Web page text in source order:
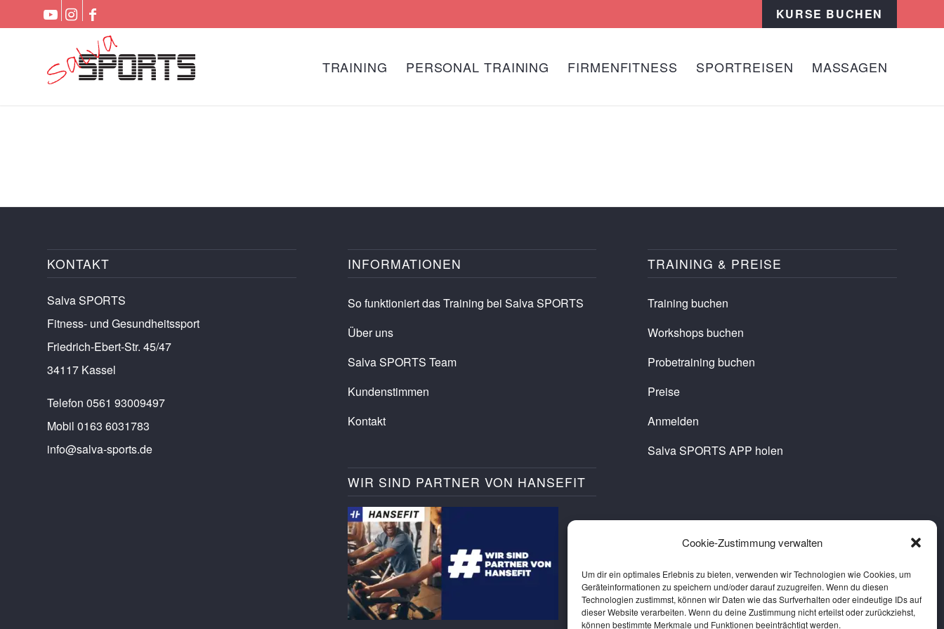
Cookie-Zustimmung verwalten
Um dir ein optimales Erlebnis zu bieten, verwenden wir Technologien wie Cookies, um
Geräteinformationen zu speichern und/oder darauf zuzugreifen. Wenn du diesen
Technologien zustimmst, können wir Daten wie das Surfverhalten oder eindeutige IDs auf
dieser Website verarbeiten. Wenn du deine Zustimmung nicht erteilst oder zurückziehst,
können bestimmte Merkmale und Funktionen beeinträchtigt werden.
KURSE BUCHEN
TRAINING PERSONAL TRAINING FIRMENFITNESS SPORTREISEN MASSAGEN
KONTAKT
Salva SPORTS
Fitness- und Gesundheitssport
Friedrich-Ebert-Str. 45/47
34117 Kassel
Telefon 0561 93009497
Mobil 0163 6031783
info@salva-sports.de
INFORMATIONEN
So funktioniert das Training bei Salva SPORTS
Über uns
Salva SPORTS Team
Kundenstimmen
Kontakt
WIR SIND PARTNER VON HANSEFIT
TRAINING & PREISE
Training buchen
Workshops buchen
Probetraining buchen
Preise
Anmelden
Salva SPORTS APP holen